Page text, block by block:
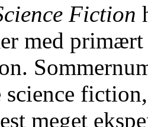
Fiction
med
science
meget